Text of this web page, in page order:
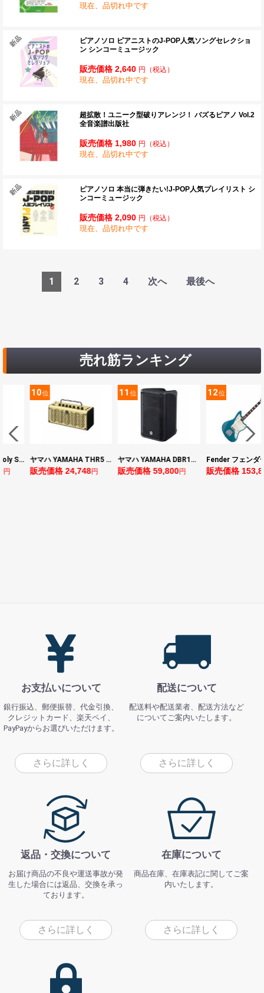
現在、品切れ中です
ピアノソロ ピアニストのJ-POP人気ソングセレクショ
ン シンコーミュージック
販売価格 2,640 円 （税込）
現在、品切れ中です
超拡散！ユニーク型破りアレンジ！ バズるピアノ Vol.2
全音楽譜出版社
販売価格 1,980 円 （税込）
現在、品切れ中です
ピアノソロ 本当に弾きたい!J-POP人気プレイリスト シ
ンコーミュージック
販売価格 2,090 円 （税込）
現在、品切れ中です
1 2 3 4 次へ 最後へ
売れ筋ランキング
11
ヤマハ YAMAHA DBR10 パワードスピーカー
販売価格 59,800
12 位
販売価格 153,896
13
販売価格
お支払いについて
銀行振込、郵便振替、代金引換、
クレジットカード、楽天ペイ、
PayPayからお選びいただけます。
さらに詳しく
配送について
配送料や配送業者、配送方法など
についてご案内いたします。
さらに詳しく
返品・交換について
お届け商品の不良や運送事故が発
生した場合には返品、交換を承っ
ております。
さらに詳しく
在庫について
商品在庫、在庫表記に関してご案
内いたします。
さらに詳しく